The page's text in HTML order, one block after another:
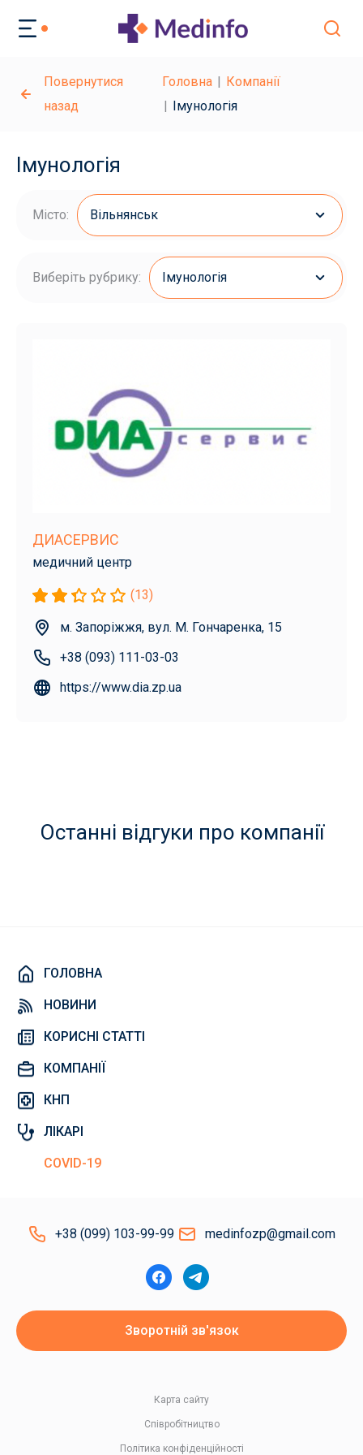
Повернутися
назад
Головна
Компанії
Імунологія
Імунологія
Місто: Вільнянськ
Виберіть рубрику: Імунологія
ДИАСЕРВИС
медичний центр
(13)
м. Запоріжжя, вул. М. Гончаренка, 15
+38 (093) 111-03-03
https://www.dia.zp.ua
Останні відгуки про компанії
ГОЛОВНА
НОВИНИ
КОРИСНІ СТАТТІ
КОМПАНІЇ
КНП
ЛІКАРІ
COVID-19
+38 (099) 103-99-99 medinfozp@gmail.com
Зворотній зв'язок
Політика конфіденційності
Співробітництво
Карта сайту